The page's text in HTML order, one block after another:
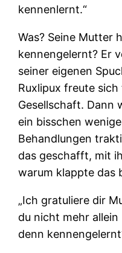
kennenlernt.“
Was? Seine Mutter
kennengelernt? Er
seiner eigenen
Ruxlipux freute
Gesellschaft. Dann
ein bisschen
Behandlungen
das geschafft, mit
warum klappte das
„Ich gratuliere dir
du nicht mehr
denn